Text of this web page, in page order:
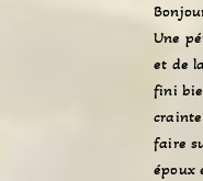
Une
et de
fini
faire
époux